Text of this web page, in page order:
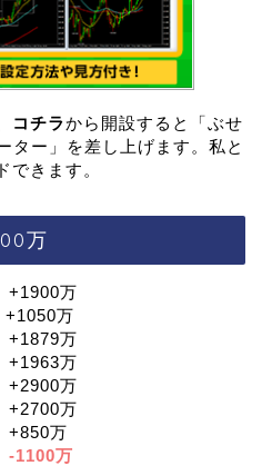
コチラから開設すると「ぶせ
ター」を差し上げます。私と
できます。
万
万
万
万
万
万
万
万
1100万